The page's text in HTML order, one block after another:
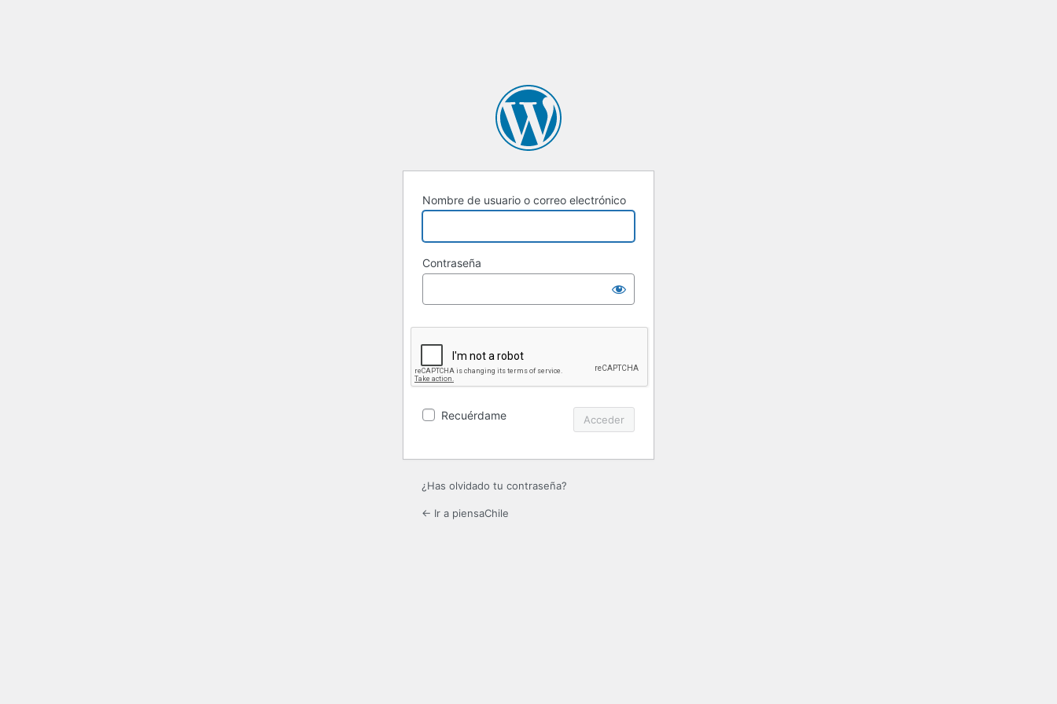
Nombre de usuario o correo electrónico
Contraseña
Recuérdame
¿Has olvidado tu contraseña?
← Ir a piensaChile